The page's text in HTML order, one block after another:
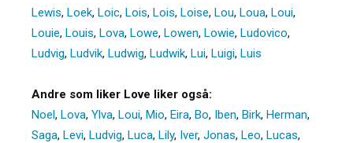
Lewis, Loek, Loic, Lois, Lois, Loise, Lou, Loua, Loui,
Louie, Louis, Lova, Lowe, Lowen, Lowie, Ludovico,
Ludvig, Ludvik, Ludwig, Ludwik, Lui, Luigi, Luis
Andre som liker Love liker også:
Noel, Lova, Ylva, Loui, Mio, Eira, Bo, Iben, Birk, Herman,
Saga, Levi, Ludvig, Luca, Lily, Iver, Jonas, Leo, Lucas,